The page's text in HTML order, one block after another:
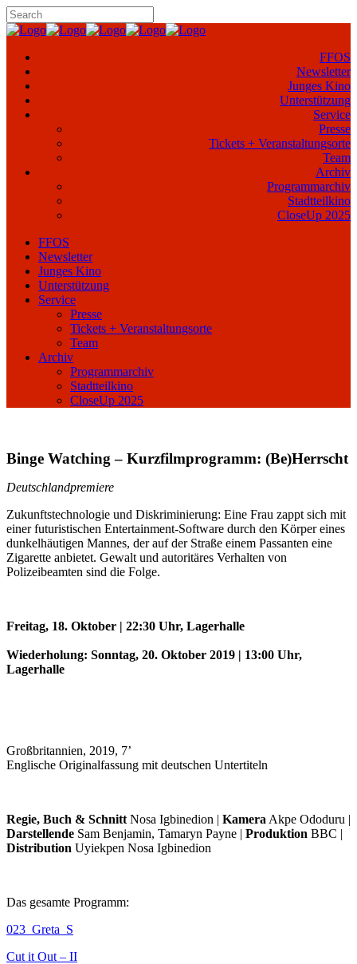
FFOS
Newsletter
Junges Kino
Unterstützung
Service
Presse
Tickets + Veranstaltungsorte
Team
Archiv
Programmarchiv
Stadtteilkino
CloseUp 2025
FFOS
Newsletter
Junges Kino
Unterstützung
Service
Presse
Tickets + Veranstaltungsorte
Team
Archiv
Programmarchiv
Stadtteilkino
CloseUp 2025
Binge Watching – Kurzfilmprogramm: (Be)Herrscht
Deutschlandpremiere
Zukunftstechnologie und Diskriminierung: Eine Frau zappt sich mit
einer futuristischen Entertainment-Software durch den Körper eines
dunkelhäutigen Mannes, der auf der Straße einem Passanten eine
Zigarette anbietet. Gewalt und autoritäres Verhalten von
Polizeibeamten sind die Folge.
Freitag, 18. Oktober | 22:30 Uhr, Lagerhalle
Wiederholung: Sonntag, 20. Oktober 2019 | 13:00 Uhr,
Lagerhalle
Großbritannien, 2019, 7’
Englische Originalfassung mit deutschen Untertiteln
Regie, Buch & Schnitt Nosa Igbinedion | Kamera Akpe Ododuru |
Darstellende Sam Benjamin, Tamaryn Payne | Produktion BBC |
Distribution Uyiekpen Nosa Igbinedion
Das gesamte Programm:
023_Greta_S
Cut it Out – II